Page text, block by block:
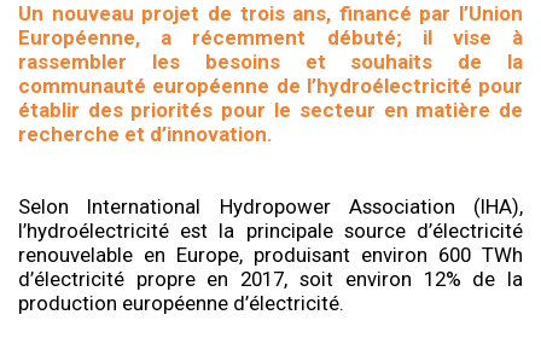
Un nouveau projet de trois ans, financé par l’Union
Européenne, a récemment débuté; il vise à
rassembler les besoins et souhaits de la
communauté européenne de l’hydroélectricité pour
établir des priorités pour le secteur en matière de
recherche et d’innovation.
Selon International Hydropower Association (IHA),
l’hydroélectricité est la principale source d’électricité
renouvelable en Europe, produisant environ 600 TWh
d’électricité propre en 2017, soit environ 12% de la
production européenne d’électricité.